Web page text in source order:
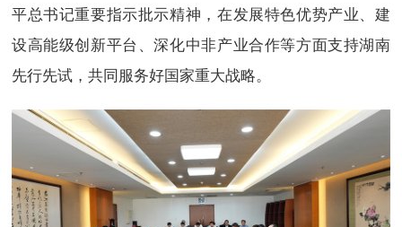
平总书记重要指示批示精神，在发展特色优势产业、建
设高能级创新平台、深化中非产业合作等方面支持湖南
先行先试，共同服务好国家重大战略。